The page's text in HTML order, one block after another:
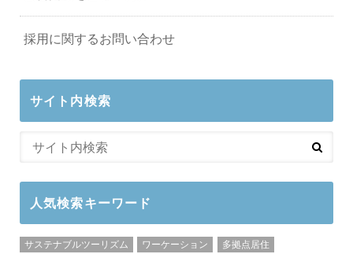
採用に関するお問い合わせ
サイト内検索
人気検索キーワード
サステナブルツーリズム ワーケーション 多拠点居住